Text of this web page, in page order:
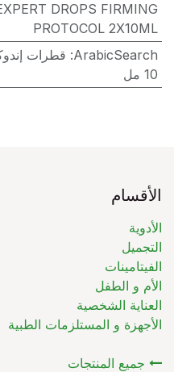
DROPS FIRMING
PROTOCOL 2X10ML
ArabicSearch
:
10 مل
الأقسام
الأدوية
التجميل
الفيتامينات
الأم و الطفل
العناية الشخصية
الأجهزة و المستلزمات الطبية
جميع المنتجات